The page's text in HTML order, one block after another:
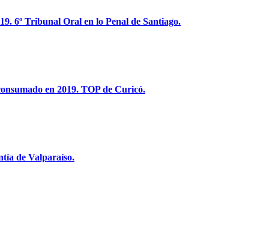
6º Tribunal Oral en lo Penal de Santiago.
en 2019. TOP de Curicó.
de Valparaíso.